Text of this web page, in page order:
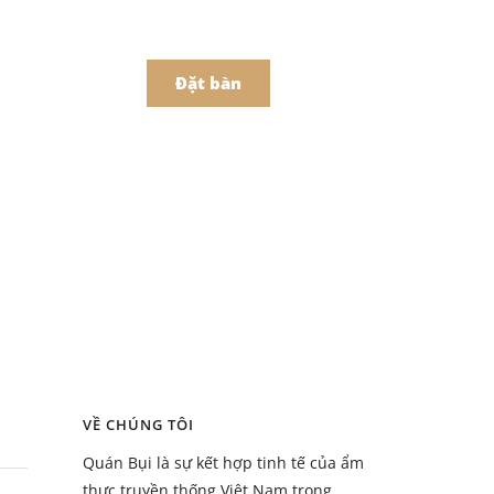
Menu
uống
Đặt bàn
VỀ CHÚNG TÔI
Quán Bụi là sự kết hợp tinh tế của ẩm